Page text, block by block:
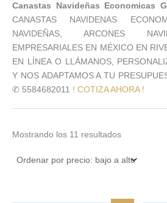
Canastas Navideñas Economicas
CANASTAS NAVIDENAS
NAVIDEÑAS, ARCONES
EMPRESARIALES EN MÉXICO EN
EN LÍNEA O LLÁMANOS,
Y NOS ADAPTAMOS A TU
✆ 5584682011 ! COTIZA AHORA !
Mostrando los 11 resultados